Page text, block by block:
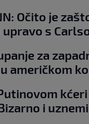
Očito je
s
za
američkom
i